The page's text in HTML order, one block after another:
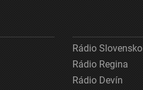
Rádio Slovensko
Rádio Regina
Rádio Devín